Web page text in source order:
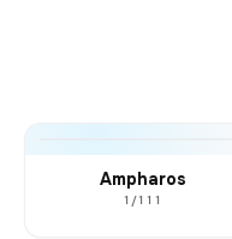
Ampharos
1/111